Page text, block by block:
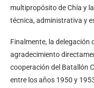
multipropósito de Chía y
técnica, administrativa y
Finalmente, la delegación
agradecimiento
cooperación del Batallón
entre los años 1950 y